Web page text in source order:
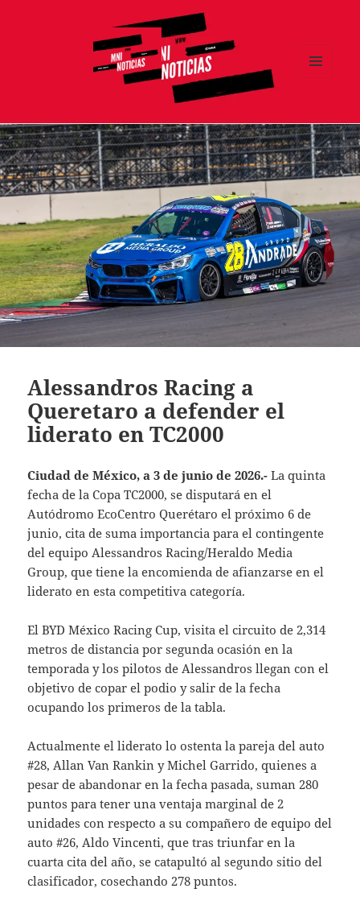
Alessandros Racing a
Queretaro a defender el
liderato en TC2000
Ciudad de México, a 3 de junio de 2026.-La quinta
fecha de la Copa TC2000, se disputará en el
Autódromo EcoCentro Querétaro el próximo 6 de
junio, cita de suma importancia para el contingente
del equipo Alessandros Racing/Heraldo Media
Group, que tiene la encomienda de afianzarse en el
liderato en esta competitiva categoría.
El BYD México Racing Cup, visita el circuito de 2,314
metros de distancia por segunda ocasión en la
temporada y los pilotos de Alessandros llegan con el
objetivo de copar el podio y salir de la fecha
ocupando los primeros de la tabla.
Actualmente el liderato lo ostenta la pareja del auto
#28, Allan Van Rankin y Michel Garrido, quienes a
pesar de abandonar en la fecha pasada, suman 280
puntos para tener una ventaja marginal de 2
unidades con respecto a su compañero de equipo del
auto #26, Aldo Vincenti, que tras triunfar en la
cuarta cita del año, se catapultó al segundo sitio del
clasificador, cosechando 278 puntos.